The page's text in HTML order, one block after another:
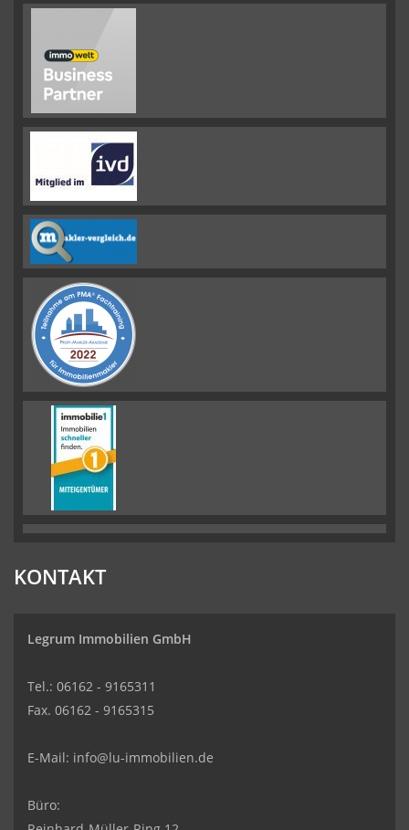
KONTAKT
Legrum Immobilien GmbH
Tel.: 06162 - 9165311
Fax. 06162 - 9165315
E-Mail: info@lu-immobilien.de
Büro: